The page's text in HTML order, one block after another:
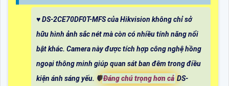
♥️ DS-2CE70DF0T-MFS của Hikvision không chỉ sở
hữu hình ảnh sắc nét mà còn có nhiều tính năng nổi
bật khác. Camera này được tích hợp công nghệ hồng
ngoại thông minh giúp quan sát ban đêm trong điều
kiện ánh sáng yếu. 🛡Đáng chú trọng hơn cả DS-